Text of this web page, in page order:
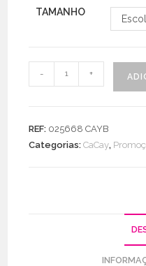
TAMANHO
Quantidade
de
- +
REF: 025668 CAYB
Categorias:CaCay,